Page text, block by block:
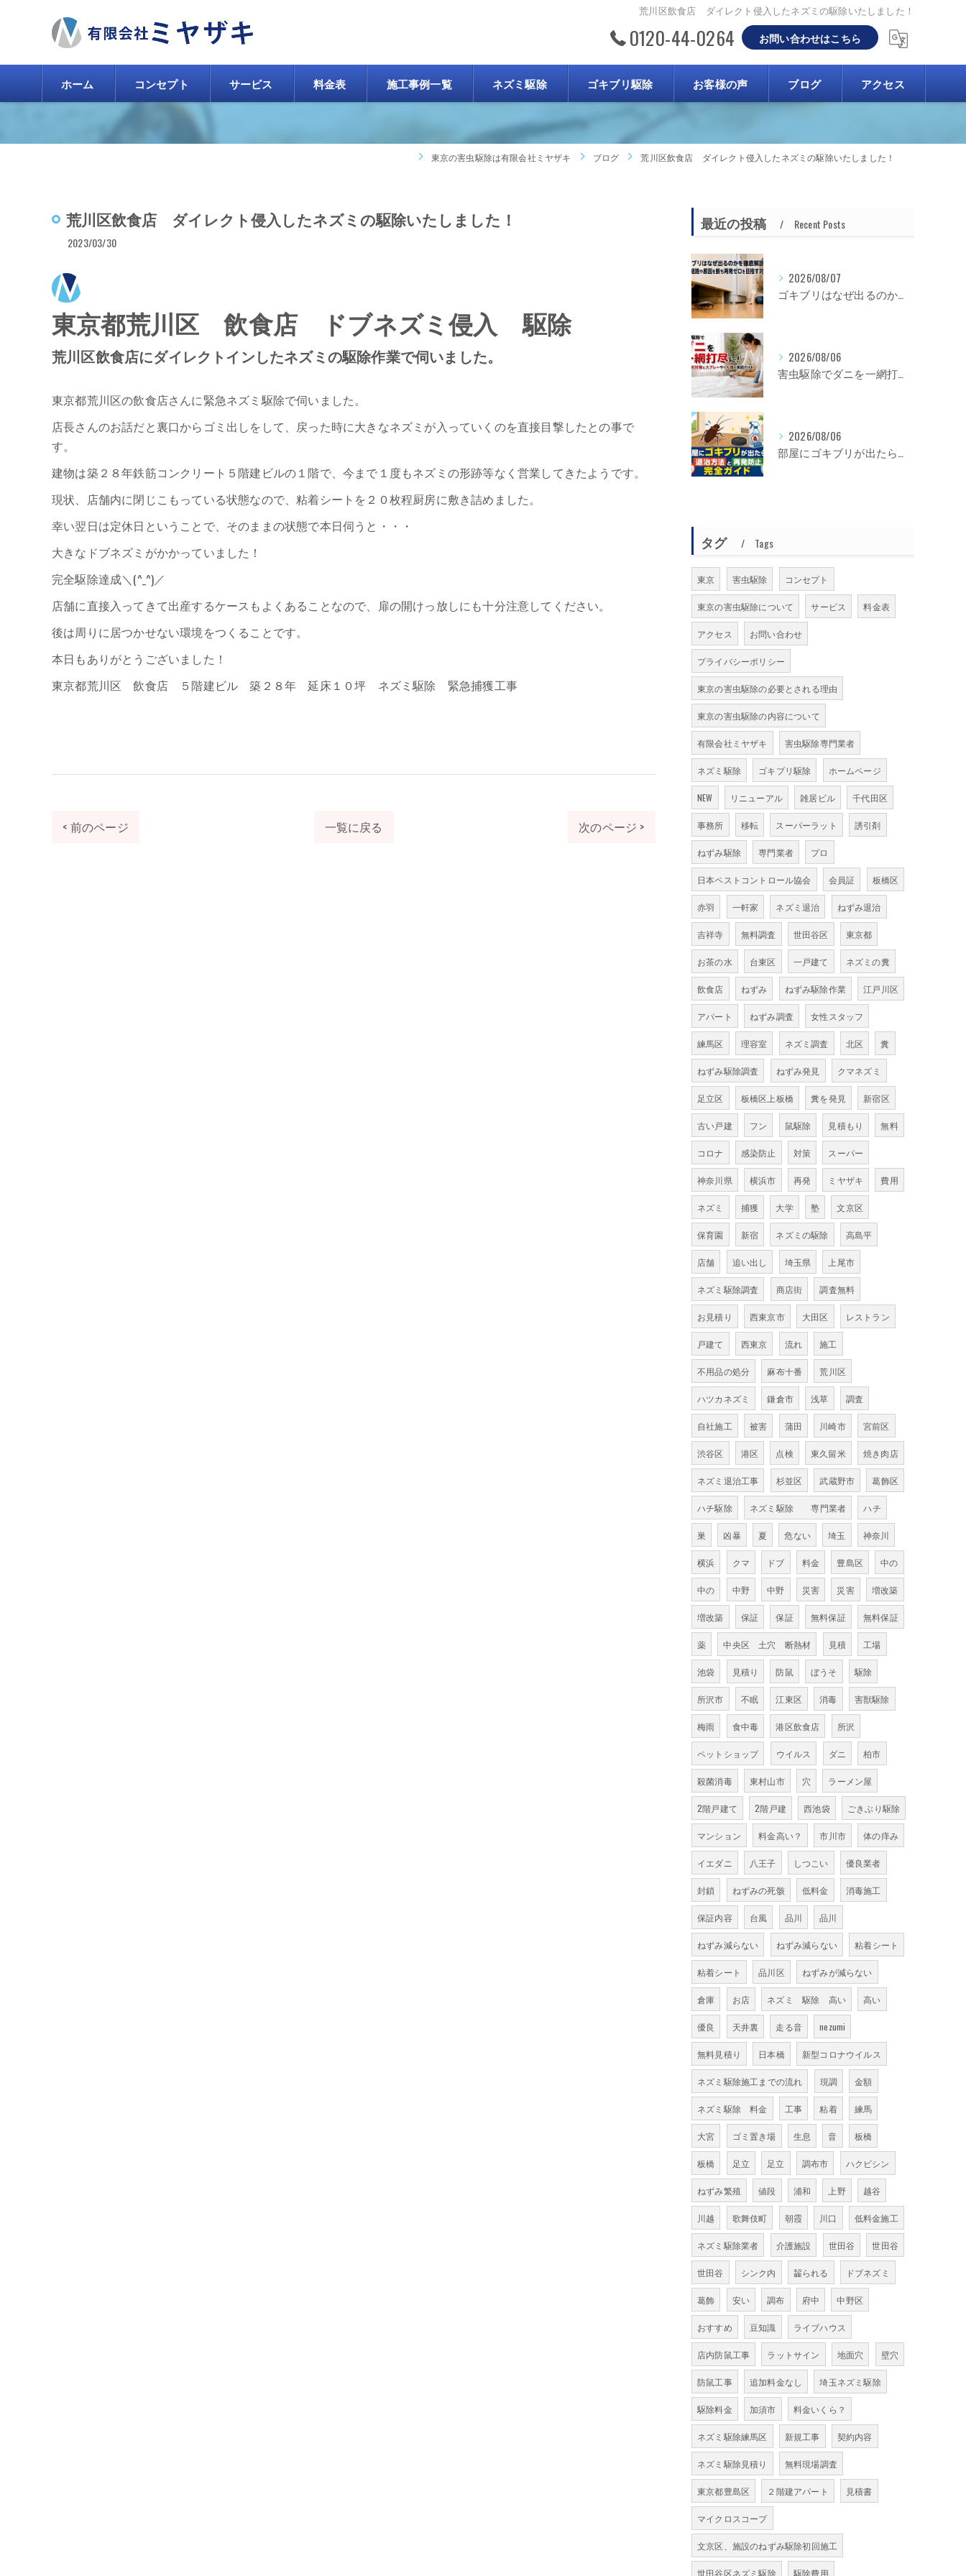
荒川区飲食店 ダイレクト侵入したネズミの駆除いたしました！
0120-44-0264 お問い合わせはこちら
ホーム コンセプト サービス 料金表 施工事例一覧 ネズミ駆除 ゴキブリ駆除 お客様の声 ブログ アクセス
ブログ
東京の害虫駆除は有限会社ミヤザキ ブログ 荒川区飲食店 ダイレクト侵入したネズミの駆除いたしました！
荒川区飲食店 ダイレクト侵入したネズミの駆除いたしました！
2023/03/30
荒川区飲食店にダイレクトインしたネズミの駆除作業で伺いました。
東京都荒川区 飲食店 ドブネズミ侵入 駆除
東京都荒川区の飲食店さんに緊急ネズミ駆除で伺いました。
店長さんのお話だと裏口からゴミ出しをして、戻った時に大きなネズミが入っていくのを直接目撃したとの事で
す。
建物は築２８年鉄筋コンクリート５階建ビルの１階で、今まで１度もネズミの形跡等なく営業してきたようです。
現状、店舗内に閉じこもっている状態なので、粘着シートを２０枚程厨房に敷き詰めました。
幸い翌日は定休日ということで、そのままの状態で本日伺うと・・・
大きなドブネズミがかかっていました！
完全駆除達成＼(^_^)／
店舗に直接入ってきて出産するケースもよくあることなので、扉の開けっ放しにも十分注意してください。
後は周りに居つかせない環境をつくることです。
本日もありがとうございました！
東京都荒川区 飲食店 ５階建ビル 築２８年 延床１０坪 ネズミ駆除 緊急捕獲工事
< 前のページ 一覧に戻る 次のページ >
最近の投稿 Recent Posts
2026/08/07
ゴキブリはなぜ出るのかを徹底解説！侵入経路や原因を断ち再発ゼロを目指す対策
2026/08/06
害虫駆除でダニを一網打尽に！種類別対策とスプレーやくん煙の実践ガイド
2026/08/06
部屋にゴキブリが出たら？退治方法と再発防止完全ガイド
タグ Tags
東京 害虫駆除 コンセプト
東京の害虫駆除について サービス 料金表
アクセス お問い合わせ
プライバシーポリシー
東京の害虫駆除の必要とされる理由
東京の害虫駆除の内容について
有限会社ミヤザキ 害虫駆除専門業者
ネズミ駆除 ゴキブリ駆除 ホームページ
NEW リニューアル 雑居ビル 千代田区
事務所 移転 スーパーラット 誘引剤
ねずみ駆除 専門業者 プロ
日本ペストコントロール協会 会員証 板橋区
赤羽 一軒家 ネズミ退治 ねずみ退治
吉祥寺 無料調査 世田谷区 東京都
お茶の水 台東区 一戸建て ネズミの糞
飲食店 ねずみ ねずみ駆除作業 江戸川区
アパート ねずみ調査 女性スタッフ
練馬区 理容室 ネズミ調査 北区 糞
ねずみ駆除調査 ねずみ発見 クマネズミ
足立区 板橋区上板橋 糞を発見 新宿区
古い戸建 フン 鼠駆除 見積もり 無料
コロナ 感染防止 対策 スーパー
神奈川県 横浜市 再発 ミヤザキ 費用
ネズミ 捕獲 大学 塾 文京区
保育園 新宿 ネズミの駆除 高島平
店舗 追い出し 埼玉県 上尾市
ネズミ駆除調査 商店街 調査無料
お見積り 西東京市 大田区 レストラン
戸建て 西東京 流れ 施工
不用品の処分 麻布十番 荒川区
ハツカネズミ 鎌倉市 浅草 調査
自社施工 被害 蒲田 川崎市 宮前区
渋谷区 港区 点検 東久留米 焼き肉店
ネズミ退治工事 杉並区 武蔵野市 葛飾区
ハチ駆除 ネズミ駆除 専門業者 ハチ
巣 凶暴 夏 危ない 埼玉 神奈川
横浜 クマ ドブ 料金 豊島区 中の
中の 中野 中野 災害 災害 増改築
増改築 保証 保証 無料保証 無料保証
薬 中央区 土穴 断熱材 見積 工場
池袋 見積り 防鼠 ぼうそ 駆除
所沢市 不眠 江東区 消毒 害獣駆除
梅雨 食中毒 港区飲食店 所沢
ペットショップ ウイルス ダニ 柏市
殺菌消毒 東村山市 穴 ラーメン屋
2階戸建て 2階戸建 西池袋 ごきぶり駆除
マンション 料金高い？ 市川市 体の痒み
イエダニ 八王子 しつこい 優良業者
封鎖 ねずみの死骸 低料金 消毒施工
保証内容 台風 品川 品川
ねずみ減らない ねずみ減らない 粘着シート
粘着シート 品川区 ねずみが減らない
倉庫 お店 ネズミ 駆除 高い 高い
優良 天井裏 走る音 nezumi
無料見積り 日本橋 新型コロナウイルス
ネズミ駆除施工までの流れ 現調 金額
ネズミ駆除 料金 工事 粘着 練馬
大宮 ゴミ置き場 生息 音 板橋
板橋 足立 足立 調布市 ハクビシン
ねずみ繁殖 値段 浦和 上野 越谷
川越 歌舞伎町 朝霞 川口 低料金施工
ネズミ駆除業者 介護施設 世田谷 世田谷
世田谷 シンク内 齧られる ドブネズミ
葛飾 安い 調布 府中 中野区
おすすめ 豆知識 ライブハウス
店内防鼠工事 ラットサイン 地面穴 壁穴
防鼠工事 追加料金なし 埼玉ネズミ駆除
駆除料金 加須市 料金いくら？
ネズミ駆除練馬区 新規工事 契約内容
ネズミ駆除見積り 無料現場調査
東京都豊島区 ２階建アパート 見積書
マイクロスコープ
文京区、施設のねずみ駆除初回施工
世田谷区ネズミ駆除 駆除費用